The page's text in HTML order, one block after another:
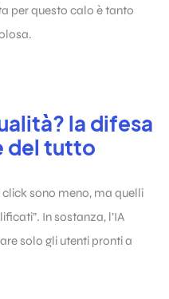
per questo calo è tanto
la difesa
del tutto
click sono meno, ma quelli
In sostanza, l’IA
solo gli utenti pronti a